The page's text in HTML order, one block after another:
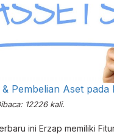
Pembelian Aset pada
12226 kali.
ini Erzap memiliki